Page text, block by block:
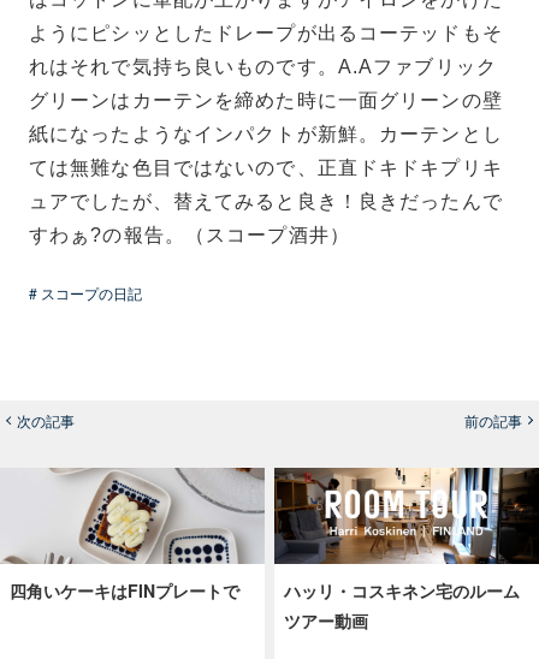
ようにピシッとしたドレープが出るコーテッドもそ
れはそれで気持ち良いものです。A.Aファブリック
グリーンはカーテンを締めた時に一面グリーンの壁
紙になったようなインパクトが新鮮。カーテンとし
ては無難な色目ではないので、正直ドキドキプリキ
ュアでしたが、替えてみると良き！良きだったんで
すわぁ?の報告。（スコープ酒井）
# スコープの日記
次の記事 前の記事
四角いケーキはFINプレートで
ハッリ・コスキネン宅のルーム
ツアー動画